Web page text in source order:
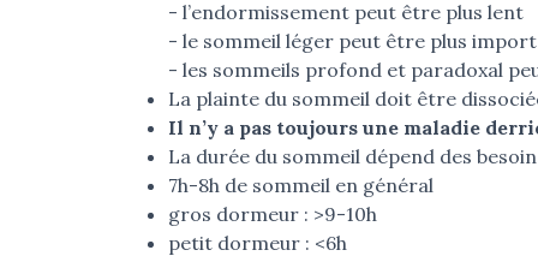
- l’endormissement peut être plus lent
- le sommeil léger peut être plus
- les sommeils profond et paradoxal
La plainte du sommeil doit être
Il n’y a pas toujours une maladie
La durée du sommeil dépend des
7h-8h de sommeil en général
gros dormeur : >9-10h
petit dormeur : <6h